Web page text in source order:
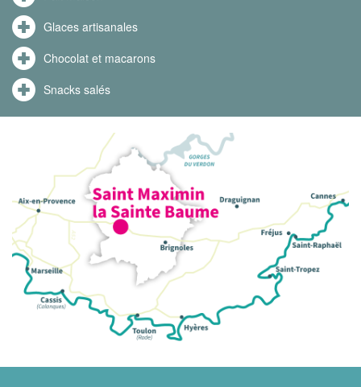
Glaces artisanales
Chocolat et macarons
Snacks salés